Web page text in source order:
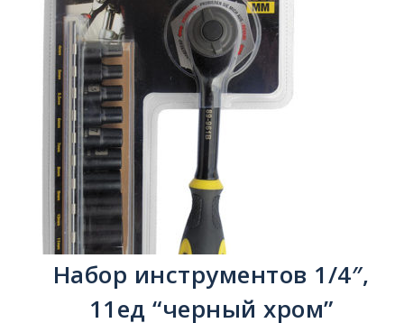
Набор инструментов 1/4″,
11ед “черный хром”